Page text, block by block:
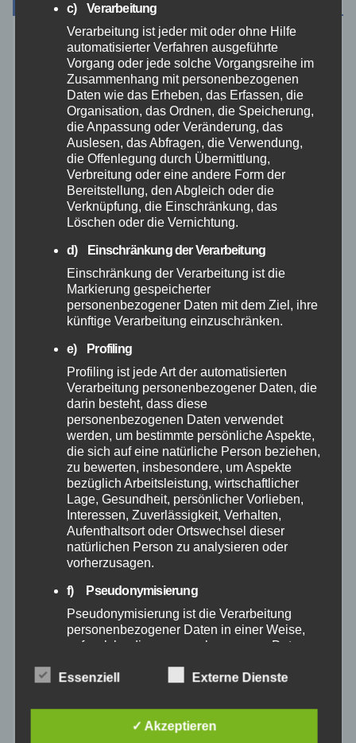
August 2026
Juli 2026
Juni 2026
Mai 2026
April 2026
März 2026
Februar 2026
Januar 2026
Dezember 2025
November 2025
Oktober 2025
September 2025
August 2025
Juli 2025
Juni 2025
Mai 2025
c) Verarbeitung
Verarbeitung ist jeder mit oder ohne Hilfe
automatisierter Verfahren ausgeführte
Vorgang oder jede solche Vorgangsreihe im
Zusammenhang mit personenbezogenen
Daten wie das Erheben, das Erfassen, die
Organisation, das Ordnen, die Speicherung,
die Anpassung oder Veränderung, das
Auslesen, das Abfragen, die Verwendung,
die Offenlegung durch Übermittlung,
Verbreitung oder eine andere Form der
Bereitstellung, den Abgleich oder die
Verknüpfung, die Einschränkung, das
Löschen oder die Vernichtung.
d) Einschränkung der Verarbeitung
Einschränkung der Verarbeitung ist die
Markierung gespeicherter
personenbezogener Daten mit dem Ziel, ihre
künftige Verarbeitung einzuschränken.
e) Profiling
Profiling ist jede Art der automatisierten
Verarbeitung personenbezogener Daten, die
darin besteht, dass diese
personenbezogenen Daten verwendet
werden, um bestimmte persönliche Aspekte,
die sich auf eine natürliche Person beziehen,
zu bewerten, insbesondere, um Aspekte
bezüglich Arbeitsleistung, wirtschaftlicher
Lage, Gesundheit, persönlicher Vorlieben,
Interessen, Zuverlässigkeit, Verhalten,
Aufenthaltsort oder Ortswechsel dieser
natürlichen Person zu analysieren oder
vorherzusagen.
f) Pseudonymisierung
Pseudonymisierung ist die Verarbeitung
personenbezogener Daten in einer Weise,
auf welche die personenbezogenen Daten
Informationen nicht mehr einer spezifischen
können, sofern diese zusätzlichen
Informationen gesondert aufbewahrt werden
Essenziell Externe Dienste
✓ Akzeptieren